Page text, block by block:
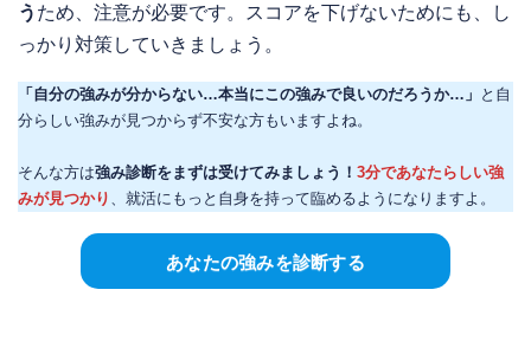
う ため、注意が必要です。スコアを下げないためにも、し
っかり対策していきましょう。
「自分の強みが分からない…本当にこの強みで良いのだろうか…」 と自
分らしい強みが見つからず不安な方もいますよね。
そんな方は強み診断をまずは受けてみましょう！ 3分であなたらしい強
みが見つかり
、就活にもっと自身を持って臨めるようになりますよ。
あなたの強みを診断する